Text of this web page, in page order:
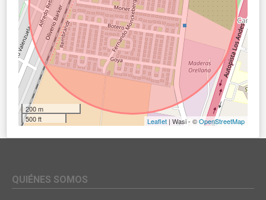
200 m
500 ft
Leaflet | Wasi - ©OpenStreetMap
QUIÉNES SOMOS